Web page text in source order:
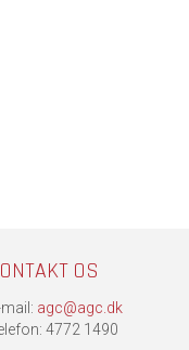
OS
mail: agc@agc.dk
4772 1490